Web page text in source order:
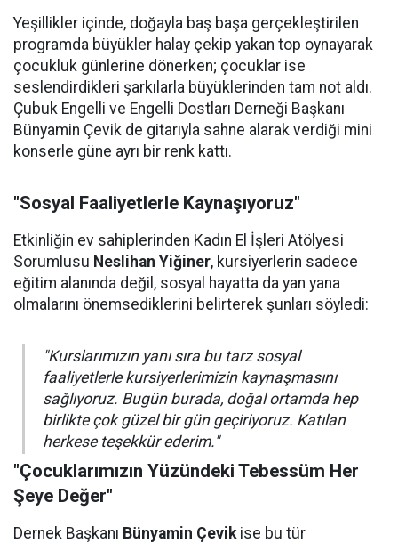
Yeşillikler içinde, doğayla baş başa gerçekleştirilen
programda büyükler halay çekip yakan top oynayarak
çocukluk günlerine dönerken; çocuklar ise
seslendirdikleri şarkılarla büyüklerinden tam not aldı.
Çubuk Engelli ve Engelli Dostları Derneği Başkanı
Bünyamin Çevik de gitarıyla sahne alarak verdiği mini
konserle güne ayrı bir renk kattı.
"Sosyal Faaliyetlerle Kaynaşıyoruz"
Etkinliğin ev sahiplerinden Kadın El İşleri Atölyesi
Sorumlusu Neslihan Yiğiner, kursiyerlerin sadece
eğitim alanında değil, sosyal hayatta da yan yana
olmalarını önemsediklerini belirterek şunları söyledi:
"Kurslarımızın yanı sıra bu tarz sosyal
faaliyetlerle kursiyerlerimizin kaynaşmasını
sağlıyoruz. Bugün burada, doğal ortamda hep
birlikte çok güzel bir gün geçiriyoruz. Katılan
herkese teşekkür ederim."
"Çocuklarımızın Yüzündeki Tebessüm Her
Şeye Değer"
Dernek Başkanı Bünyamin Çevikise bu tür